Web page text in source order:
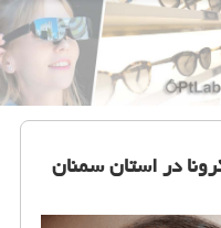
در استان سمنان